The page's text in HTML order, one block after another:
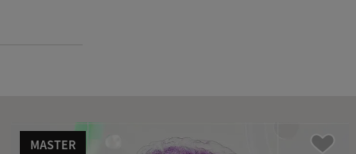
Vergelijk
MASTER